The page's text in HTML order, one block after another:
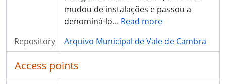
mudou de instalações e passou a
denominá-lo… Read more
Repository
Arquivo Municipal de Vale de Cambra
Access points